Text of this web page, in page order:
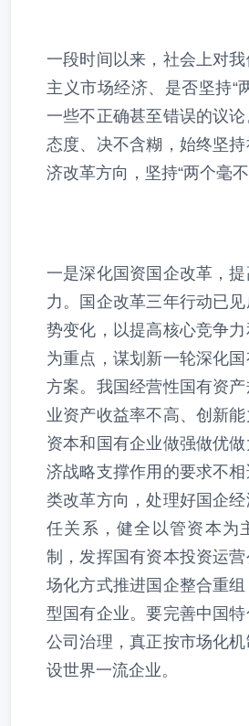
一段时间以来，社会上对
主义市场经济、是否坚持“
一些不正确甚至错误的议
态度、决不含糊，始终坚
济改革方向，坚持“两个毫不
一是深化国资国企改革，
力。国企改革三年行动已
势变化，以提高核心竞争
为重点，谋划新一轮深化
方案。我国经营性国有资
业资产收益率不高、创新
资本和国有企业做强做优
济战略支撑作用的要求不
类改革方向，处理好国企
任关系，健全以管资本为
制，发挥国有资本投资运
场化方式推进国企整合重
型国有企业。要完善中国
公司治理，真正按市场化
设世界一流企业。